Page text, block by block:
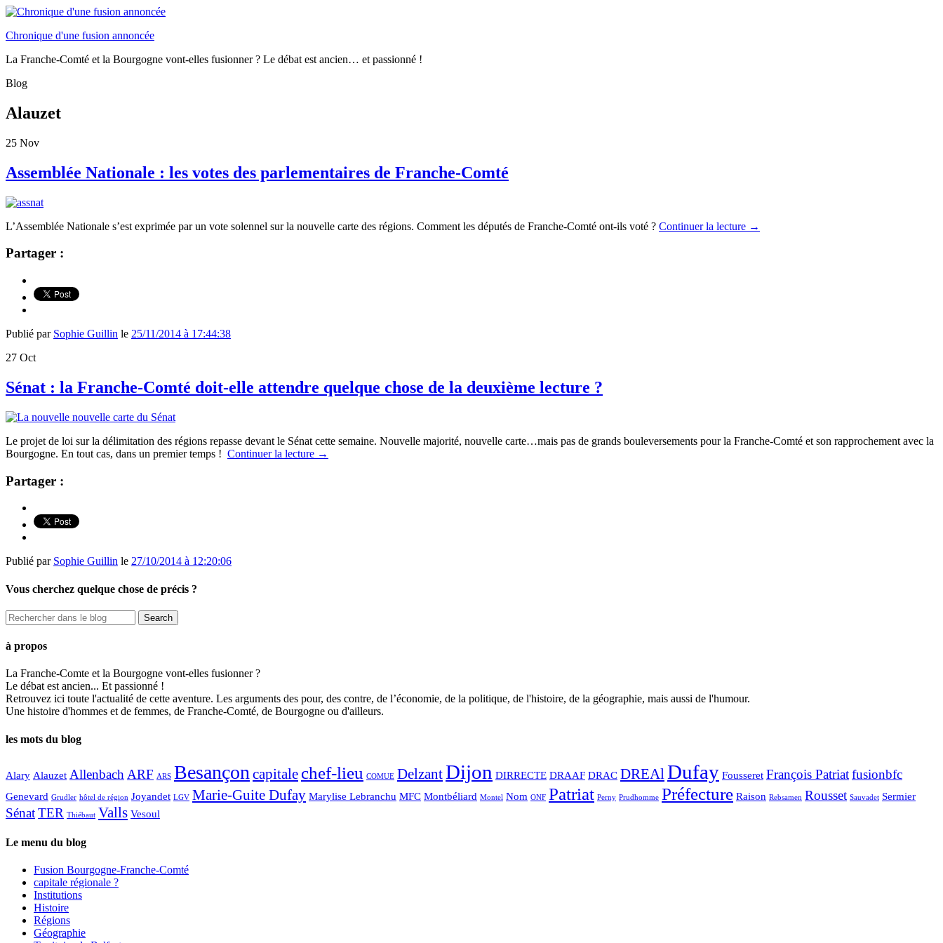
Chronique d'une fusion annoncée
La Franche-Comté et la Bourgogne vont-elles fusionner ? Le débat est ancien… et passionné !
Blog
Alauzet
25 Nov
Assemblée Nationale : les votes des parlementaires de Franche-Comté
L’Assemblée Nationale s’est exprimée par un vote solennel sur la nouvelle carte des régions. Comment les députés de Franche-Comté ont-ils voté ? Continuer la lecture →
Partager :
Publié par Sophie Guillin le 25/11/2014 à 17:44:38
27 Oct
Sénat : la Franche-Comté doit-elle attendre quelque chose de la deuxième lecture ?
Le projet de loi sur la délimitation des régions repasse devant le Sénat cette semaine. Nouvelle majorité, nouvelle carte…mais pas de grands bouleversements pour la Franche-Comté et son rapprochement avec la
Bourgogne. En tout cas, dans un premier temps ! Continuer la lecture →
Partager :
Publié par Sophie Guillin le 27/10/2014 à 12:20:06
Vous cherchez quelque chose de précis ?
à propos
La Franche-Comte et la Bourgogne vont-elles fusionner ?
Le débat est ancien... Et passionné !
Retrouvez ici toute l'actualité de cette aventure. Les arguments des pour, des contre, de l’économie, de la politique, de l'histoire, de la géographie, mais aussi de l'humour.
Une histoire d'hommes et de femmes, de Franche-Comté, de Bourgogne ou d'ailleurs.
les mots du blog
Alary Alauzet Allenbach ARF ARS Besançon capitale chef-lieu COMUE DelzantDijon DIRRECTE DRAAF DRAC DREAlDufay Fousseret François Patriatfusionbfc
Genevard Grudler hôtel de région Joyandet LGV Marie-Guite Dufay Marylise Lebranchu MFC Montbéliard Montel Nom ONF Patriat Perny Prudhomme Préfecture Raison Rebsamen Rousset Sauvadet Sermier
SénatTER Thiébaut Valls Vesoul
Le menu du blog
Fusion Bourgogne-Franche-Comté
capitale régionale ?
Institutions
Histoire
Régions
Géographie